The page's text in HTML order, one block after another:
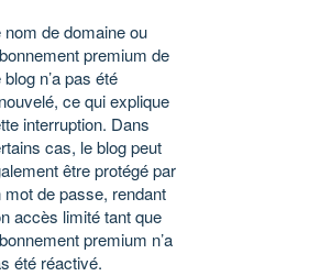
nom de domaine ou
premium de
n’a pas été
ce qui explique
interruption. Dans
cas, le blog peut
être protégé par
mot de passe, rendant
accès limité tant que
premium n’a
été réactivé.